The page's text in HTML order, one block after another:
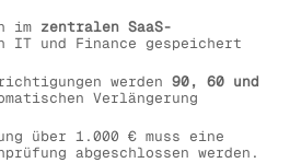
im zentralen SaaS-
IT und Finance gespeichert
werden 90, 60 und
Verlängerung
über 1.000 € muss eine
abgeschlossen werden.